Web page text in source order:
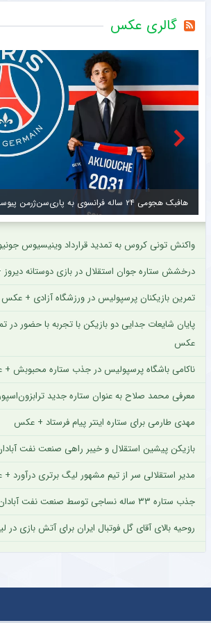
گالری عکس
واکنش تونی کروس به تمدید قرارداد وینیسیوس
درخشش ستاره جوان استقلال در بازی دوستانه
تمرین بازیکنان پرسپولیس در ورزشگاه آزادی + عکس
پایان شایعات جدایی دو بازیکن با تجربه با حضور در
عکس
ناکامی باشگاه پرسپولیس در جذب ستاره محبوبش
معرفی محمد صلاح به عنوان ستاره جدید
مهدی طارمی برای ستاره اینتر پیام فرستاد + عکس
بازیکن پیشین استقلال و خیبر راهی صنعت نفت
مدیر استقلالی سر از تیم مشهور لیگ برتری درآورد
جذب ستاره ۳۳ ساله نساجی توسط صنعت نفت آبادان + عکس
روحیه بالای آقای گل فوتبال ایران برای آتش بازی